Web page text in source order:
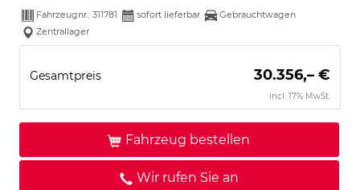
Fahrzeugnr.: 311781 sofort lieferbar
Gebrauchtwagen
Zentrallager
Gesamtpreis 30.356,– €
incl. 17% MwSt.
Fahrzeug bestellen
Wir rufen Sie an